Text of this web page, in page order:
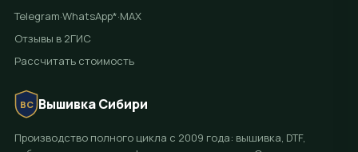
ВС Вышивка Сибири
Производство полного цикла с 2009 года: вышивка, DTF,
Telegram·WhatsApp*·MAX
Отзывы в 2ГИС
Рассчитать стоимость